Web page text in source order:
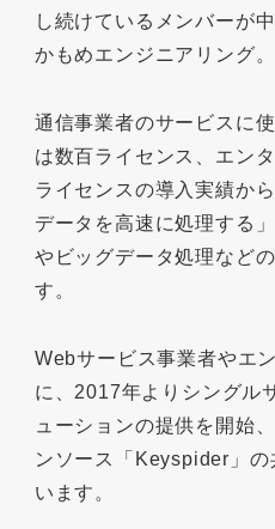
し続けているメンバーが
かもめエンジニアリング。
通信事業者のサービスに
は数百ライセンス、エン
ライセンスの導入実績か
データを高速に処理する
やビッグデータ処理など
す。
Webサービス事業者やエ
に、2017年よりシングル
ューションの提供を開始
ンソース「Keyspider」
います。